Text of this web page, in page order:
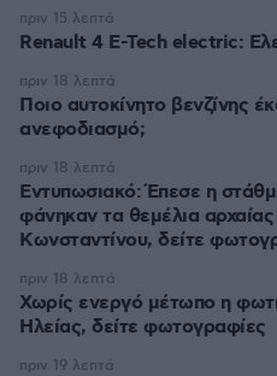
Renault 4 E-Tech electric:
πριν 15 λεπτά
Ποιο αυτοκίνητο βενζίνης
ανεφοδιασμό;
πριν 18 λεπτά
Εντυπωσιακό: Έπεσε η
φάνηκαν τα θεμέλια
Κωνσταντίνου, δείτε
πριν 18 λεπτά
Χωρίς ενεργό μέτωπο η
Ηλείας, δείτε φωτογραφίες
πριν 18 λεπτά
πριν 19 λεπτά